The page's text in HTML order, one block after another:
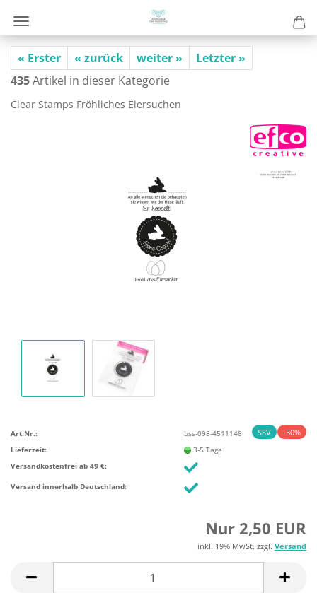
« Erster « zurück weiter »
Letzter »
435Artikel in dieser Kategorie
Clear Stamps Fröh­li­ches Ei­er­su­chen
SSV -50%
Art.Nr.:
bss-098-4511148
Lieferzeit:
3-5 Tage
Versandkostenfrei ab 49 €:
Versand innerhalb Deutschland:
Nur 2,50 EUR
inkl. 19% MwSt. zzgl. Versand